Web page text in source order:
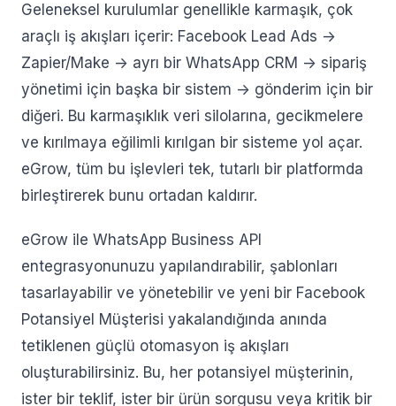
Geleneksel kurulumlar genellikle karmaşık, çok
araçlı iş akışları içerir: Facebook Lead Ads ->
Zapier/Make -> ayrı bir WhatsApp CRM -> sipariş
yönetimi için başka bir sistem -> gönderim için bir
diğeri. Bu karmaşıklık veri silolarına, gecikmelere
ve kırılmaya eğilimli kırılgan bir sisteme yol açar.
eGrow, tüm bu işlevleri tek, tutarlı bir platformda
birleştirerek bunu ortadan kaldırır.
eGrow ile WhatsApp Business API
entegrasyonunuzu yapılandırabilir, şablonları
tasarlayabilir ve yönetebilir ve yeni bir Facebook
Potansiyel Müşterisi yakalandığında anında
tetiklenen güçlü otomasyon iş akışları
oluşturabilirsiniz. Bu, her potansiyel müşterinin,
ister bir teklif, ister bir ürün sorgusu veya kritik bir